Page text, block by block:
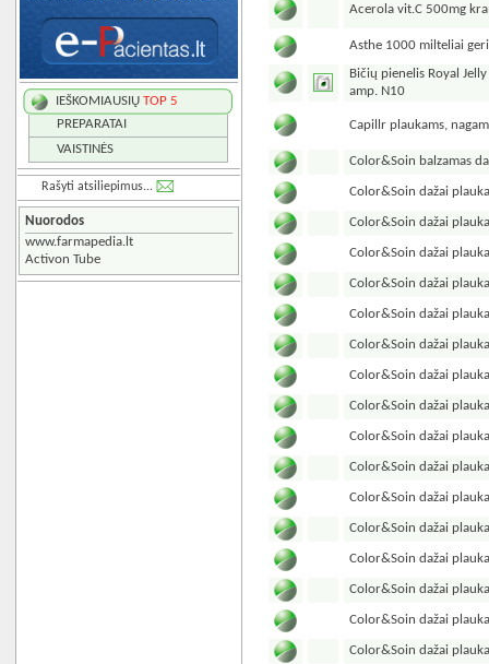
IEŠKOMIAUSIŲ TOP 5
PREPARATAI
VAISTINĖS
Rašyti atsiliepimus...
Nuorodos
www.farmapedia.lt
Activon Tube
Acerola vit.C 500mg
Asthe 1000 milteliai
Bičių pienelis Royal
amp. N10
Capillr plaukams,
Color&Soin balzamas
Color&Soin dažai
Color&Soin dažai
Color&Soin dažai
Color&Soin dažai
Color&Soin dažai
Color&Soin dažai
Color&Soin dažai
Color&Soin dažai
Color&Soin dažai
Color&Soin dažai
Color&Soin dažai
Color&Soin dažai
Color&Soin dažai
Color&Soin dažai
Color&Soin dažai
Color&Soin dažai